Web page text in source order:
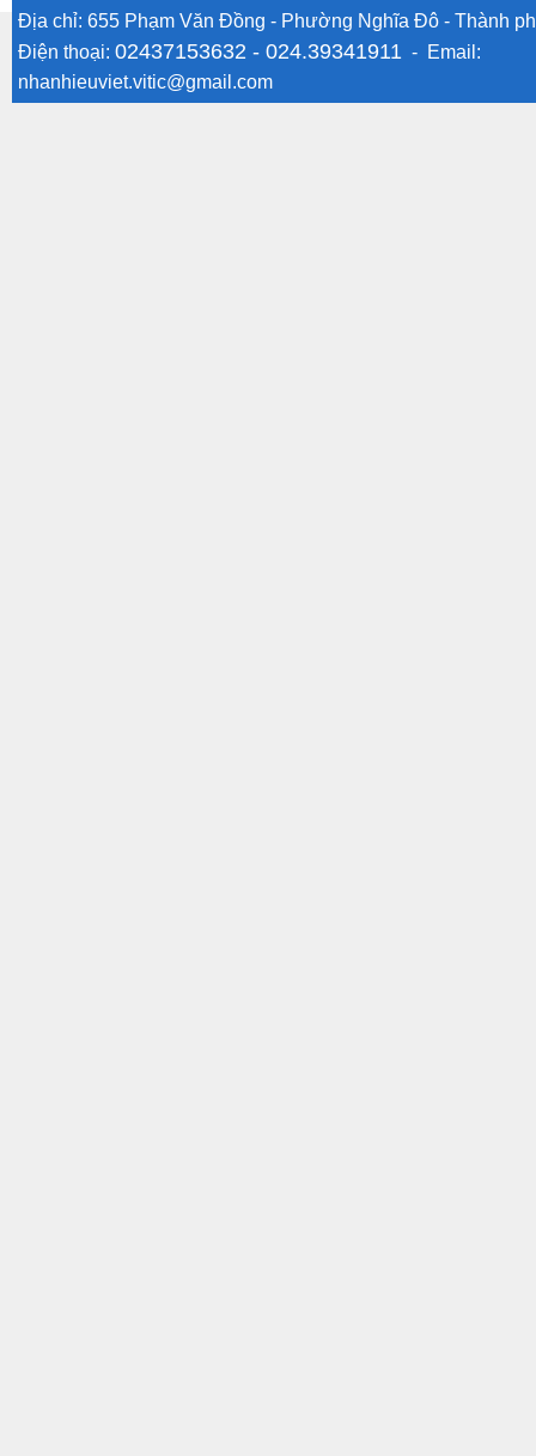
Địa chỉ: 655 Phạm Văn Đồng - Phường Nghĩa Đô - Thành
Điện thoại: 02437153632 - 024.39341911 - Email:
nhanhieuviet.vitic@gmail.com